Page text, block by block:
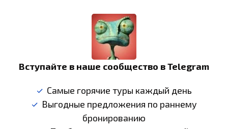
Вступайте в наше сообщество в Telegram
Самые горячие туры каждый день
Выгодные предложения по раннему
бронированию